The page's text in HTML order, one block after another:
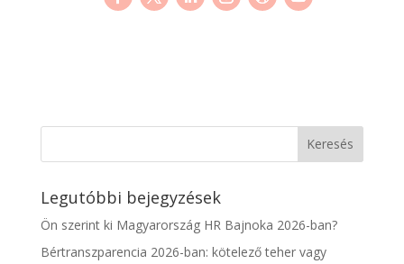
Legutóbbi bejegyzések
Ön szerint ki Magyarország HR Bajnoka 2026-ban?
Bértranszparencia 2026-ban: kötelező teher vagy